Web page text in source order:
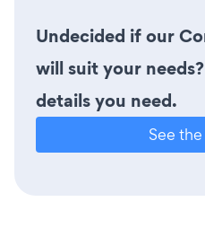
Undecided if our
will suit your
details you need.
See